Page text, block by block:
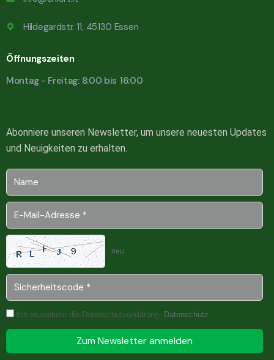
Hildegardstr. 11, 45130 Essen
Öffnungszeiten
Montag - Freitag: 8:00 bis 16:00
Abonniere unseren Newsletter, um unsere neuesten Updates
und Neuigkeiten zu erhalten.
neu
Ich akzeptiere die Datenschutzerklärung. Datenschutz
Zum Newsletter anmelden